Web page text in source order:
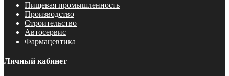
Пищевая промышленность
Производство
Строительство
Автосервис
Фармацевтика
Личный кабинет